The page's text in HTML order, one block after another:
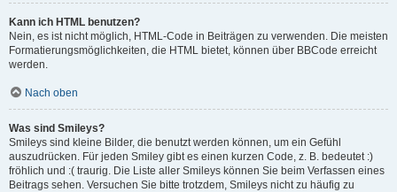
Kann ich HTML benutzen?
Nein, es ist nicht möglich, HTML-Code in Beiträgen zu verwenden. Die meisten
Formatierungsmöglichkeiten, die HTML bietet, können über BBCode erreicht
werden.
Nach oben
Was sind Smileys?
Smileys sind kleine Bilder, die benutzt werden können, um ein Gefühl
auszudrücken. Für jeden Smiley gibt es einen kurzen Code, z. B. bedeutet :)
fröhlich und :( traurig. Die Liste aller Smileys können Sie beim Verfassen eines
Beitrags sehen. Versuchen Sie bitte trotzdem, Smileys nicht zu häufig zu